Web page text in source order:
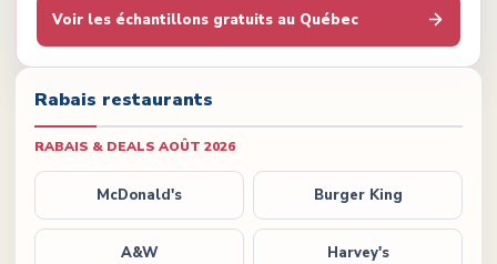
Voir les échantillons gratuits au Québec
Rabais restaurants
RABAIS & DEALS AOÛT 2026
McDonald's Burger King
A&W Harvey's